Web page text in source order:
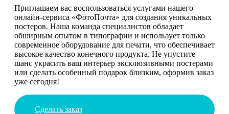
Приглашаем вас воспользоваться услугами нашего
онлайн-сервиса «ФотоПочта» для создания уникальных
постеров. Наша команда специалистов обладает
обширным опытом в типографии и использует только
современное оборудование для печати, что обеспечивает
высокое качество конечного продукта. Не упустите
шанс украсить ваш интерьер эксклюзивными постерами
или сделать особенный подарок близким, оформив заказ
уже сегодня!
Сделать заказ